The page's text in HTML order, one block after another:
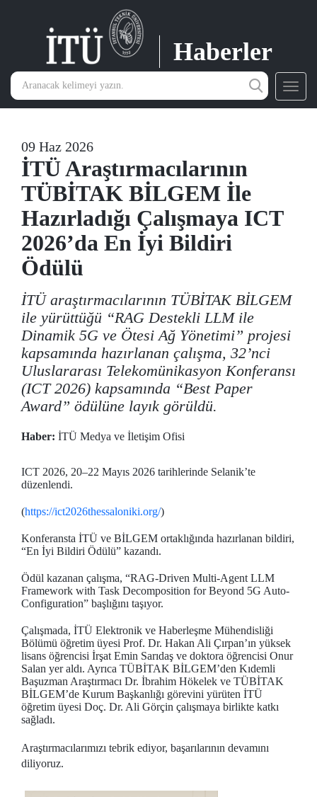
Haberler
09 Haz 2026
İTÜ Araştırmacılarının
TÜBİTAK BİLGEM İle
Hazırladığı Çalışmaya ICT
2026’da En İyi Bildiri
Ödülü
İTÜ araştırmacılarının TÜBİTAK BİLGEM
ile yürüttüğü “RAG Destekli LLM ile
Dinamik 5G ve Ötesi Ağ Yönetimi” projesi
kapsamında hazırlanan çalışma, 32’nci
Uluslararası Telekomünikasyon Konferansı
(ICT 2026) kapsamında “Best Paper
Award” ödülüne layık görüldü.
Haber: İTÜ Medya ve İletişim Ofisi
ICT 2026, 20–22 Mayıs 2026 tarihlerinde Selanik’te
düzenlendi.
(https://ict2026thessaloniki.org/)
Konferansta İTÜ ve BİLGEM ortaklığında hazırlanan bildiri,
“En İyi Bildiri Ödülü” kazandı.
Ödül kazanan çalışma, “RAG-Driven Multi-Agent LLM
Framework with Task Decomposition for Beyond 5G Auto-
Configuration” başlığını taşıyor.
Çalışmada, İTÜ Elektronik ve Haberleşme Mühendisliği
Bölümü öğretim üyesi Prof. Dr. Hakan Ali Çırpan’ın yüksek
lisans öğrencisi İrşat Emin Sarıdaş ve doktora öğrencisi Onur
Salan yer aldı. Ayrıca TÜBİTAK BİLGEM’den Kıdemli
Başuzman Araştırmacı Dr. İbrahim Hökelek ve TÜBİTAK
BİLGEM’de Kurum Başkanlığı görevini yürüten İTÜ
öğretim üyesi Doç. Dr. Ali Görçin çalışmaya birlikte katkı
sağladı.
Araştırmacılarımızı tebrik ediyor, başarılarının devamını
diliyoruz.